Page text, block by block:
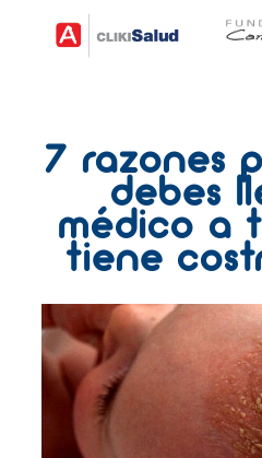
7 razones
debes
médico a
tiene